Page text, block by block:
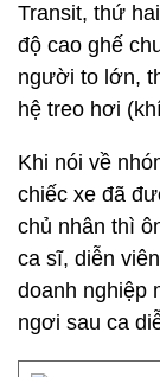
Transit, thứ
độ cao ghế
người to lớn,
hệ treo hơi
Khi nói về
chiếc xe đã
chủ nhân thì
ca sĩ, diễn
doanh nghiệp
ngơi sau ca